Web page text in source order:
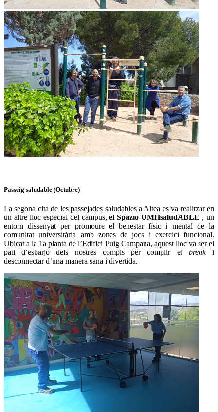
Passeig saludable (Octubre)
La segona cita de les passejades saludables a Altea es va realitzar en
un altre lloc especial del campus,el Spazio UMHsaludABLE , un
entorn dissenyat per promoure el benestar físic i mental de la
comunitat universitària amb zones de jocs i exercici funcional.
Ubicat a la 1a planta de l’Edifici Puig Campana, aquest lloc va ser el
pati d’esbarjo dels nostres compis per complir el breaki
desconnectar d’una manera sana i divertida.